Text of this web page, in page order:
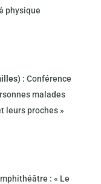
physique
: Conférence
malades
leurs proches »
: « Le